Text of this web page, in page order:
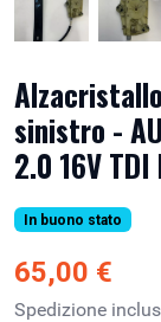
sinistro -
2.0 16V
In buono stato
65,00 €
Spedizione